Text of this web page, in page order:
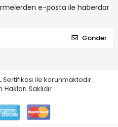
e-posta ile haberdar
Gönder
ile korunmaktadır.
Hakları Saklıdır